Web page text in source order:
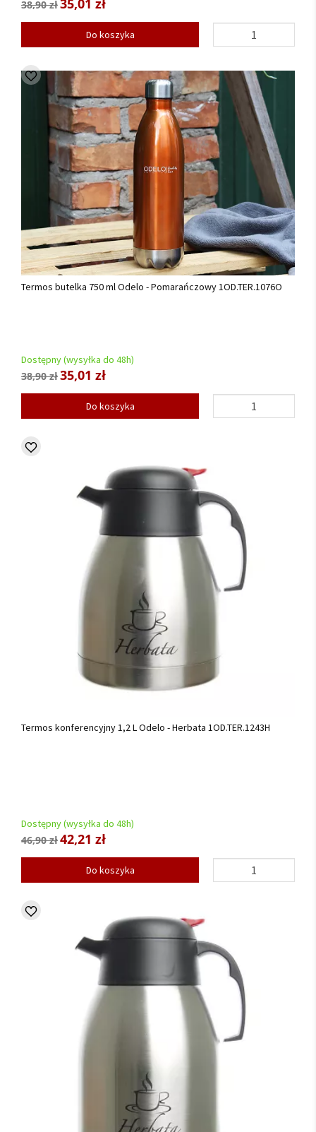
38,90 zł
Do koszyka
Termos butelka 750 ml Odelo - Pomarańczowy 1OD.TER.1076O
Dostępny (wysyłka do 48h)
38,90 zł35,01 zł
Do koszyka
Termos konferencyjny 1,2 L Odelo - Herbata 1OD.TER.1243H
Dostępny (wysyłka do 48h)
46,90 zł42,21 zł
Do koszyka